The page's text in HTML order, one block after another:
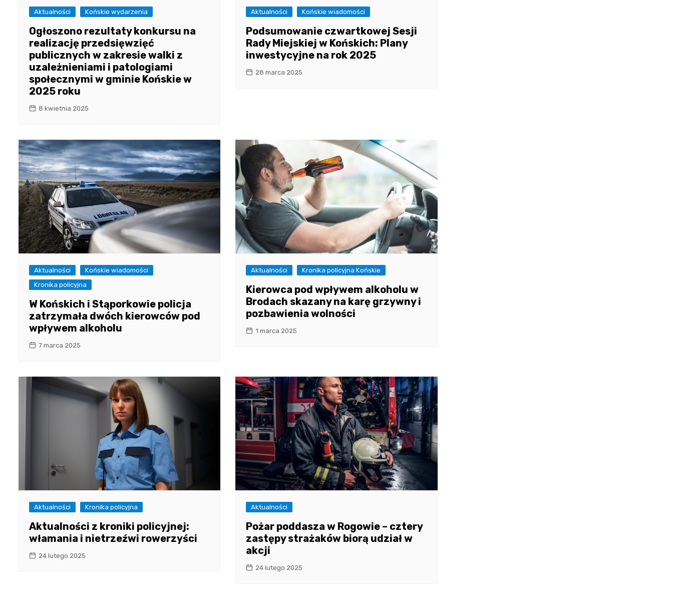
Aktualności Końskie wydarzenia
Ogłoszono rezultaty konkursu na
realizację przedsięwzięć
publicznych w zakresie walki z
uzależnieniami i patologiami
społecznymi w gminie Końskie w
2025 roku
8 kwietnia 2025
Aktualności Końskie wiadomości
Podsumowanie czwartkowej Sesji
Rady Miejskiej w Końskich: Plany
inwestycyjne na rok 2025
28 marca 2025
Aktualności
Końskie wiadomości
Kronika policyjna
W Końskich i Stąporkowie policja
zatrzymała dwóch kierowców pod
wpływem alkoholu
7 marca 2025
Aktualności Kronika policyjna Końskie
Kierowca pod wpływem alkoholu w
Brodach skazany na karę grzywny i
pozbawienia wolności
1 marca 2025
Aktualności Kronika policyjna
Aktualności z kroniki policyjnej:
włamania i nietrzeźwi rowerzyści
24 lutego 2025
Aktualności
Pożar poddasza w Rogowie – cztery
zastępy strażaków biorą udział w
akcji
24 lutego 2025